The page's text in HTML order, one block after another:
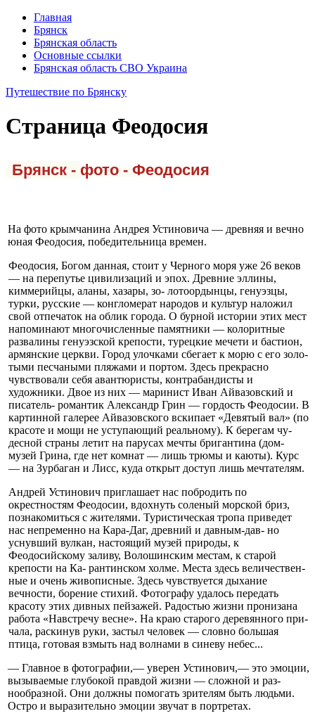
Главная
Брянск
Брянская область
Основные ссылки
Брянская область СВО Украина
Путешествие по Брянску
Страница Фе­одосия
Брянск - фото - Фе­одосия
На фото крымчанина Андрея Устиновича — древняя и вечно
юная Фе­одосия, победительница времен.
Феодосия, Богом дан­ная, стоит у Черного моря уже 26 веков
— на пере­путье цивилизаций и эпох. Древние эллины,
кимме­рийцы, аланы, хазары, зо- лотоордынцы, генуэзцы,
турки, русские — конгло­мерат народов и культур наложил
свой отпечаток на облик города. О бурной истории этих мест
напо­минают многочисленные памятники — колорит­ные
развалины генуэзской крепости, турецкие мече­ти и бастион,
армянские церкви. Город улочками сбегает к морю с его золо­
тыми песчаными пляжа­ми и портом. Здесь пре­красно
чувствовали себя авантюристы, контрабан­дисты и
художники. Двое из них — маринист Иван Айвазовский и
писатель- романтик Александр Грин — гордость Феодо­сии. В
картинной галерее Айвазовского вскипает «Девятый вал» (по
красо­те и мощи не уступающий реальному). К берегам чу­
десной страны летит на парусах мечты бриганти­на (дом-
музей Грина, где нет комнат — лишь трюмы и каюты). Курс
— на Зурбаган и Лисс, куда открыт доступ лишь мечтателям.
Андрей Устинович при­глашает нас побродить по
окрестностям Феодосии, вдохнуть соленый мор­ской бриз,
познакомиться с жителями. Туристиче­ская тропа приведет
нас непременно на Кара-Даг, древний и давным-дав- но
уснувший вулкан, на­стоящий музей природы, к
Феодосийскому зали­ву, Волошинским местам, к старой
крепости на Ка- рантинском холме. Ме­ста здесь величествен­
ные и очень живописные. Здесь чувствуется дыхание
вечности, борение стихий. Фотографу удалось пере­дать
красоту этих дивных пейзажей. Радостью жиз­ни пронизана
работа «На­встречу весне». На краю старого деревянного при­
чала, раскинув руки, за­стыл человек — словно большая
птица, готовая взмыть над волнами в си­неву небес...
— Главное в фотогра­фии,— уверен Устино­вич,— это эмоции,
вызы­ваемые глубокой правдой жизни — сложной и раз­
нообразной. Они должны помогать зрителям быть людьми.
Остро и выра­зительно эмоции звучат в портретах.